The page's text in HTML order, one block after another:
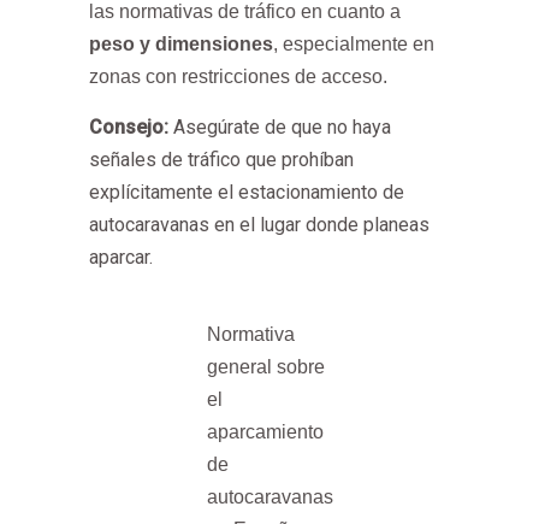
las normativas de tráfico en cuanto a
peso y dimensiones, especialmente en
zonas con restricciones de acceso.
Consejo: Asegúrate de que no haya
señales de tráfico que prohíban
explícitamente el estacionamiento de
autocaravanas en el lugar donde planeas
aparcar.
Normativa
general sobre
el
aparcamiento
de
autocaravanas